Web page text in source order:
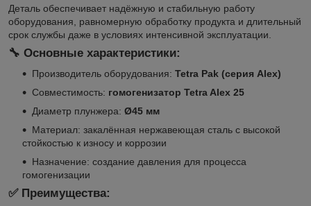
Деталь обеспечивает надёжную и стабильную работу
оборудования, равномерную обработку продукта и длительный
срок службы даже в условиях интенсивной эксплуатации.
🔧 Основные характеристики:
Производитель оборудования: Tetra Pak (серия Alex)
Совместимость: гомогенизатор Tetra Alex 25
Диаметр плунжера: Ø45 мм
Материал: закалённая нержавеющая сталь с высокой
стойкостью к износу и коррозии
Назначение: создание давления для процесса
гомогенизации
✅ Преимущества: